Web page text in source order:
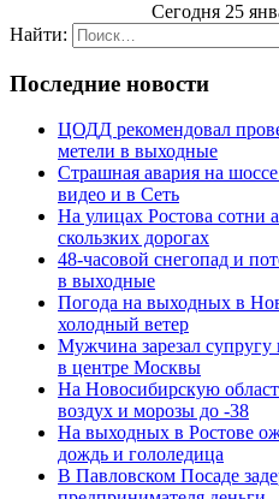
Сегодня 25
Найти:
Последние новости
ЦОДД рекомендовал
метели в выходные
Страшная авария на
видео и в Сеть
На улицах Ростова сотни
скользких дорогах
48-часовой снегопад и
в выходные
Погода на выходных в
холодный ветер
Мужчина зарезал
в центре Москвы
На Новосибирскую
воздух и морозы до -38
На выходных в Ростове
дождь и гололедица
В Павловском Посаде